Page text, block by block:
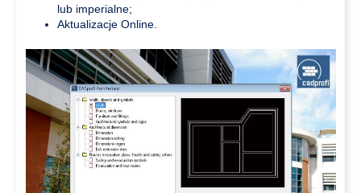
lub imperialne;
Aktualizacje Online.